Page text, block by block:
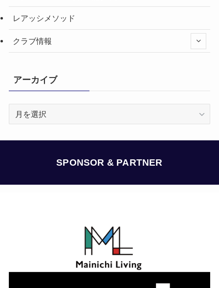
レアッシメソッド
クラブ情報
アーカイブ
SPONSOR & PARTNER